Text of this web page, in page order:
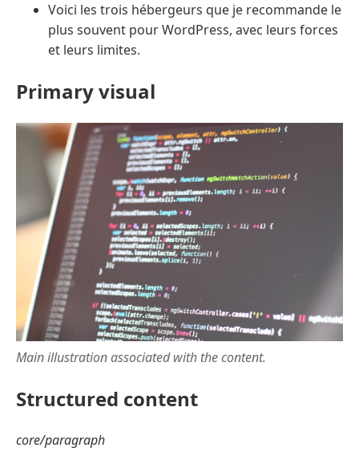
Voici les trois hébergeurs que je recommande le
plus souvent pour WordPress, avec leurs forces
et leurs limites.
Primary visual
Main illustration associated with the content.
Structured content
core/paragraph